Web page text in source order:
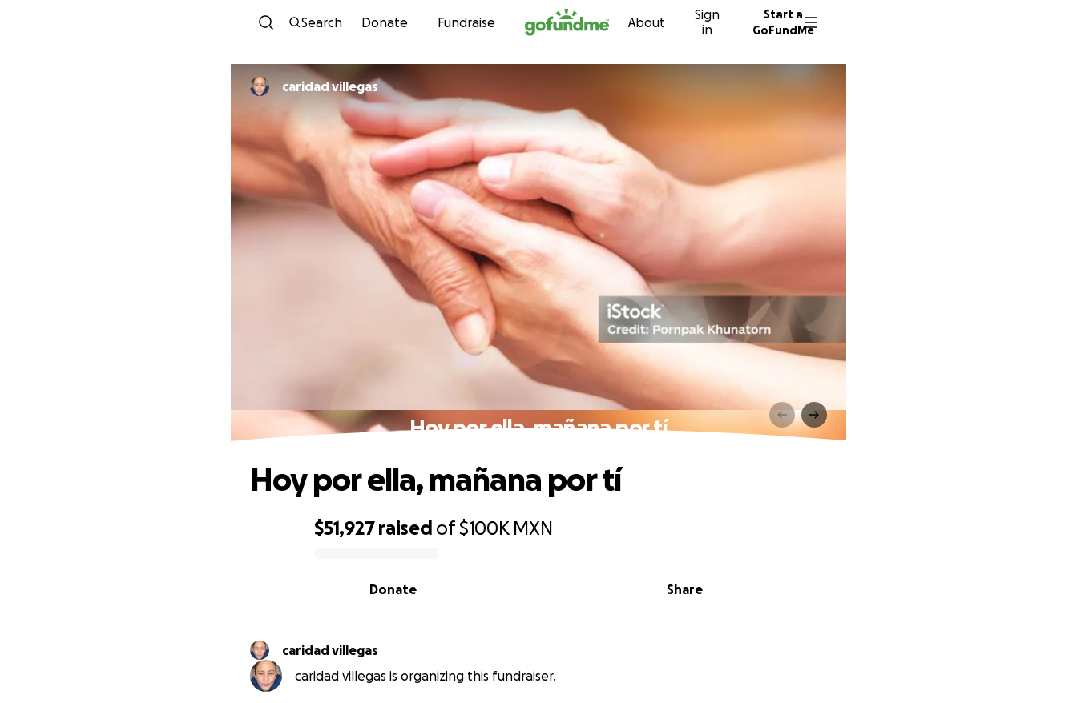
Skip to content
Search Donate Fundraise About
Sign
in
Start a
GoFundMe
caridad villegas
Hoy por ella, mañana por tí
$51,927 raised of$100K MXN
Share
Donate
Hoy por ella, mañana por tí
caridad villegas
caridad villegas is organizing this fundraiser.